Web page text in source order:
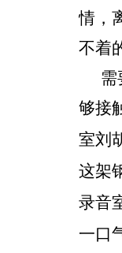
情，
不着
需
够接
室刘
这架
录音
一口